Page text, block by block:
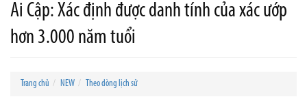
Ai Cập: Xác định được danh tính của xác ướp
hơn 3.000 năm tuổi
Trang chủ NEW Theo dòng lịch sử